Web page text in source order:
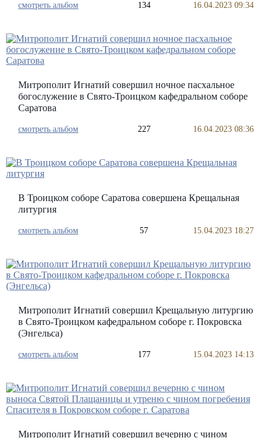
смотреть альбом 134 16.04.2023 09:34
Митрополит Игнатий совершил ночное пасхальное
богослужение в Свято-Троицком кафедральном соборе
Саратова
смотреть альбом 227 16.04.2023 08:36
В Троицком соборе Саратова совершена Крещальная
литургия
смотреть альбом 57 15.04.2023 18:27
Митрополит Игнатий совершил Крещальную литургию
в Свято-Троицком кафедральном соборе г. Покровска
(Энгельса)
смотреть альбом 177 15.04.2023 14:13
Митрополит Игнатий совершил вечерню с чином